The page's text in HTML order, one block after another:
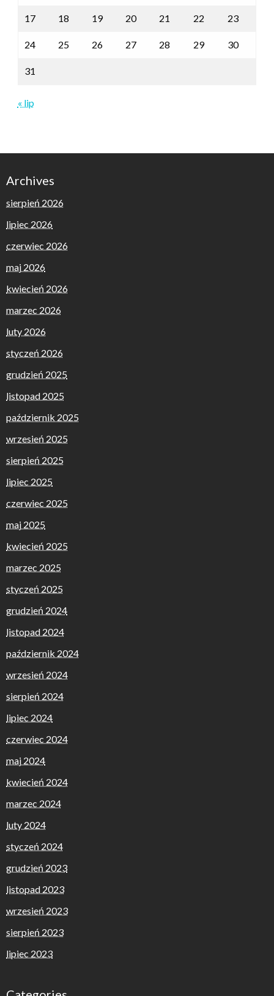
17 18 19 20 21 22 23
24 25 26 27 28 29 30
31
« lip
Archives
sierpień 2026
lipiec 2026
czerwiec 2026
maj 2026
kwiecień 2026
marzec 2026
luty 2026
styczeń 2026
grudzień 2025
listopad 2025
październik 2025
wrzesień 2025
sierpień 2025
lipiec 2025
czerwiec 2025
maj 2025
kwiecień 2025
marzec 2025
styczeń 2025
grudzień 2024
listopad 2024
październik 2024
wrzesień 2024
sierpień 2024
lipiec 2024
czerwiec 2024
maj 2024
kwiecień 2024
marzec 2024
luty 2024
styczeń 2024
grudzień 2023
listopad 2023
wrzesień 2023
sierpień 2023
lipiec 2023